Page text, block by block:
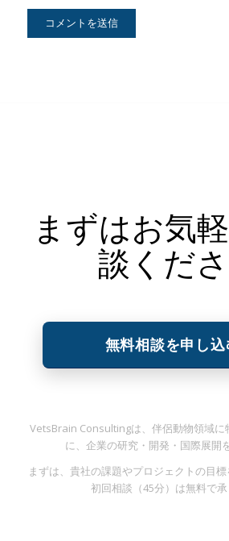
まずはお気
談くだ
無料相談を申し込
VetsBrain Consultingは、伴侶動物領域に
に、企業の研究・開発・国際展開
まずは、貴社の課題やプロジェクトの目標
初回相談（45分）は無料で承